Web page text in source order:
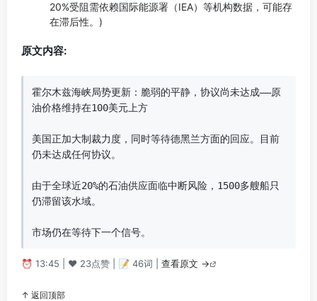
20%受阻需依赖国际能源署（IEA）等机构数据，可能存
在滞后性。)
原文内容:
霍尔木兹海峡局势更新：脆弱的平静，协议尚未达成——原
油价格维持在100美元上方
美国正加大制裁力度，同时等待德黑兰方面的回应。目前
仍未达成任何协议。
由于全球近20%的石油供应面临中断风险，1500多艘船只
仍滞留该水域。
市场仍在等待下一个信号。
⏰ 13:45 | ❤️ 23点赞 | 📝 46词 | 查看原文 →
↑ 返回顶部